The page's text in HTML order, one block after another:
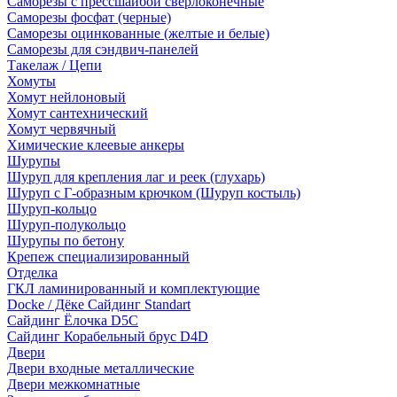
Саморезы фосфат (черные)
Саморезы оцинкованные (желтые и белые)
Саморезы для сэндвич-панелей
Такелаж / Цепи
Хомуты
Хомут нейлоновый
Хомут сантехнический
Хомут червячный
Химические клеевые анкеры
Шурупы
Шуруп для крепления лаг и реек (глухарь)
Шуруп с Г-образным крючком (Шуруп костыль)
Шуруп-кольцо
Шуруп-полукольцо
Шурупы по бетону
Крепеж специализированный
Отделка
ГКЛ ламинированный и комплектующие
Docke / Дёке Сайдинг Standart
Сайдинг Ёлочка D5C
Сайдинг Корабельный брус D4D
Двери
Двери входные металлические
Двери межкомнатные